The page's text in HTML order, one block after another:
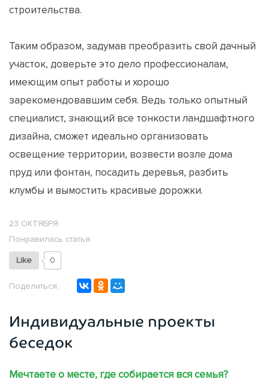
строительства.
Таким образом, задумав преобразить свой дачный
участок, доверьте это дело профессионалам,
имеющим опыт работы и хорошо
зарекомендовавшим себя. Ведь только опытный
специалист, знающий все тонкости ландшафтного
дизайна, сможет идеально организовать
освещение территории, возвести возле дома
пруд или фонтан, посадить деревья, разбить
клумбы и вымостить красивые дорожки.
23 ОКТЯБРЯ
Понравилась статья:
Like 0
Поделиться:
Индивидуальные проекты
беседок
Мечтаете о месте, где собирается вся семья?